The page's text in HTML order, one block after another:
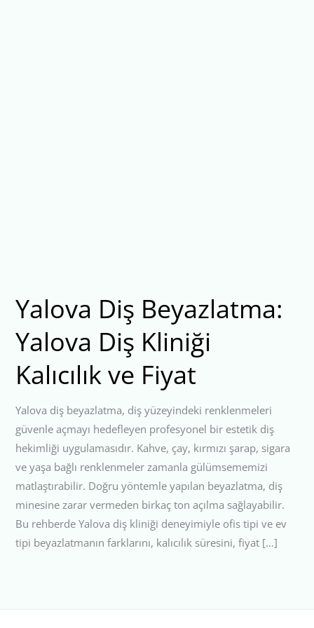
Yalova Diş Beyazlatma:
Yalova Diş Kliniği
Kalıcılık ve Fiyat
Yalova diş beyazlatma, diş yüzeyindeki renklenmeleri
güvenle açmayı hedefleyen profesyonel bir estetik diş
hekimliği uygulamasıdır. Kahve, çay, kırmızı şarap, sigara
ve yaşa bağlı renklenmeler zamanla gülümsememizi
matlaştırabilir. Doğru yöntemle yapılan beyazlatma, diş
minesine zarar vermeden birkaç ton açılma sağlayabilir.
Bu rehberde Yalova diş kliniği deneyimiyle ofis tipi ve ev
tipi beyazlatmanın farklarını, kalıcılık süresini, fiyat […]